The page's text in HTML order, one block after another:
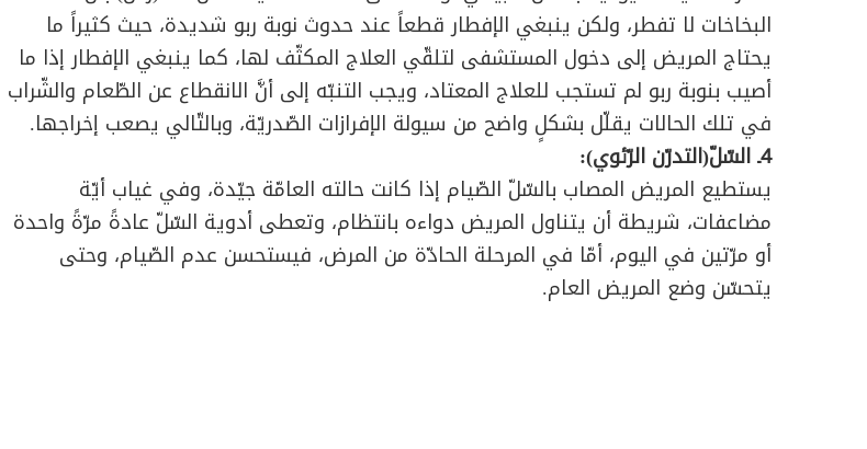
البخاخات لا تفطر، ولكن ينبغي الإفطار قطعاً عند حدوث نوبة ربو شديدة، حيث كثيراً ما
يحتاج المريض إلى دخول المستشفى لتلقّي العلاج المكثّف لها، كما ينبغي الإفطار إذا ما
أصيب بنوبة ربو لم تستجب للعلاج المعتاد، ويجب التنبّه إلى أنَّ الانقطاع عن الطّعام والشّراب
في تلك الحالات يقلّل بشكلٍ واضح من سيولة الإفرازات الصّدريّة، وبالتّالي يصعب إخراجها.
4ـ السّلّ(التدرّن الرّئوي):
يستطيع المريض المصاب بالسّلّ الصّيام إذا كانت حالته العامّة جيّدة، وفي غياب أيّة
مضاعفات، شريطة أن يتناول المريض دواءه بانتظام، وتعطى أدوية السّلّ عادةً مرّةً واحدة
أو مرّتين في اليوم، أمّا في المرحلة الحادّة من المرض، فيستحسن عدم الصّيام، وحتى
يتحسّن وضع المريض العام.